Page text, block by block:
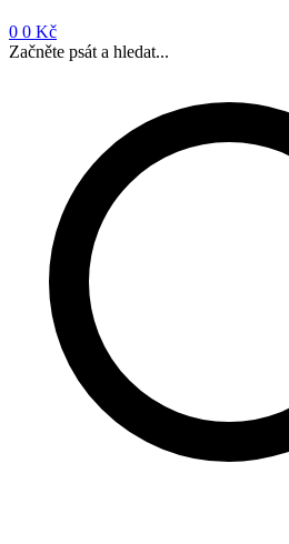
0 0 Kč
Začněte psát a hledat...